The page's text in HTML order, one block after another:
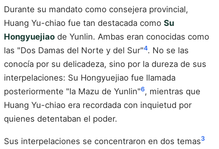
Durante su mandato como consejera provincial,
Huang Yu-chiao fue tan destacada como Su
Hongyuejiao de Yunlin. Ambas eran conocidas como
las "Dos Damas del Norte y del Sur"4. No se las
conocía por su delicadeza, sino por la dureza de sus
interpelaciones: Su Hongyuejiao fue llamada
posteriormente "la Mazu de Yunlin"6, mientras que
Huang Yu-chiao era recordada con inquietud por
quienes detentaban el poder.
Sus interpelaciones se concentraron en dos temas3